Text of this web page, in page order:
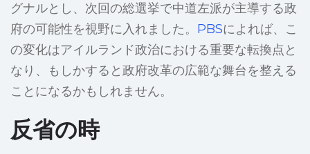
グナルとし、次回の総選挙で中道左派が主導する政
府の可能性を視野に入れました。 PBSによれば、こ
の変化はアイルランド政治における重要な転換点と
なり、もしかすると政府改革の広範な舞台を整える
ことになるかもしれません。
反省の時